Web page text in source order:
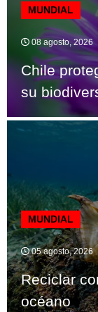
MUNDIAL
08 agosto, 2026
Chile
su
MUNDIAL
05 agosto, 2026
Reciclar
océano